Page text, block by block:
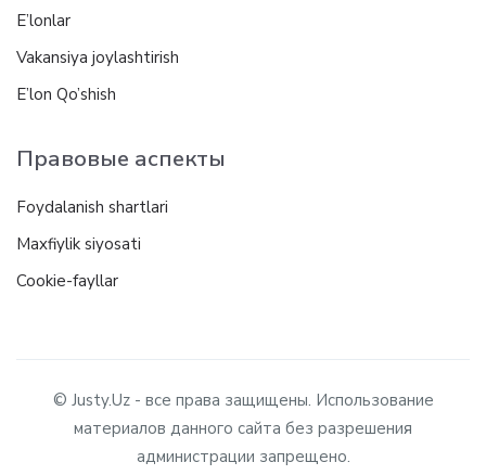
E’lonlar
Vakansiya joylashtirish
E’lon Qo’shish
Правовые аспекты
Foydalanish shartlari
Maxfiylik siyosati
Cookie-fayllar
© Justy.Uz - все права защищены. Использование
материалов данного сайта без разрешения
администрации запрещено.